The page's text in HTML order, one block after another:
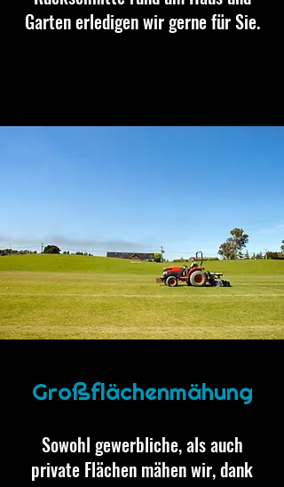
Garten erledigen wir gerne für Sie.
Großflächenmähung
Sowohl gewerbliche, als auch
private Flächen mähen wir, dank